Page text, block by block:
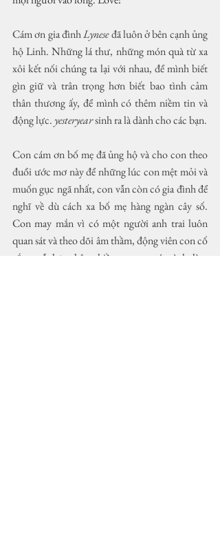
Cám ơn gia đình Lynese đã luôn ở bên cạnh ủng
hộ Linh. Những lá thư, những món quà từ xa
xôi kết nối chúng ta lại với nhau, để mình biết
gìn giữ và trân trọng hơn biết bao tình cảm
thân thương ấy, để mình có thêm niềm tin và
động lực. yesteryear sinh ra là dành cho các bạn.
Con cám ơn bố mẹ đã ủng hộ và cho con theo
đuổi ước mơ này để những lúc con mệt mỏi và
muốn gục ngã nhất, con vẫn còn có gia đình để
nghĩ về dù cách xa bố mẹ hàng ngàn cây số.
Con may mắn vì có một người anh trai luôn
quan sát và theo dõi âm thầm, động viên con cố
gắng nỗ lực thật nhiều trong quá trình làm